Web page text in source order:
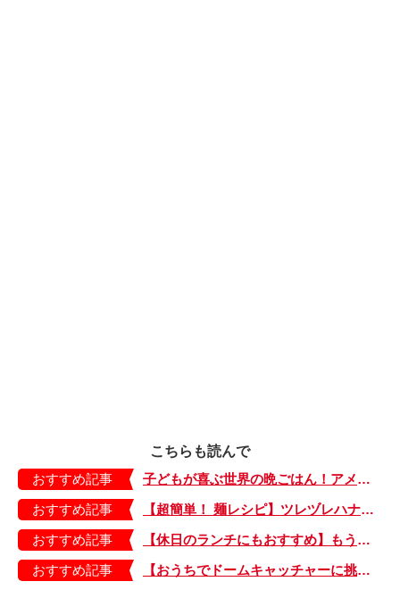
こちらも読んで
おすすめ記事
子どもが喜ぶ世界の晩ごはん！アメリカのフライドチキン＆フライドポテト
おすすめ記事
【超簡単！ 麺レシピ】ツレヅレハナコさんに聞く、パパッと作れる「オイルサーディンとミニトマトの冷製パスタ」
おすすめ記事
【休日のランチにもおすすめ】もう包丁を持つ気力もない…。そんなときは「とろとろ卵のせチャーハン」はいかが？
おすすめ記事
【おうちでドームキャッチャーに挑戦だ】アンパンマン わくわくドームキャッチャー